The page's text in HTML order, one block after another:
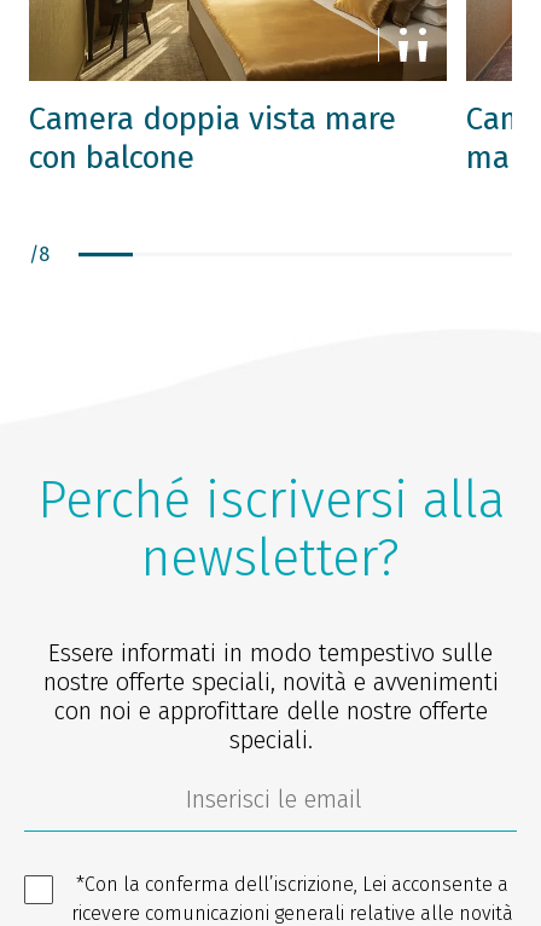
Camera doppia vista mare
con balcone
/8
Perché iscriversi alla
newsletter?
Essere informati in modo tempestivo sulle
nostre offerte speciali, novità e avvenimenti
con noi e approfittare delle nostre offerte
speciali.
*Con la conferma dell’iscrizione, Lei acconsente a
ricevere comunicazioni generali relative alle novità